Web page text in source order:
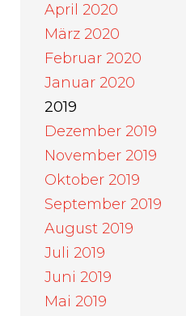
April 2020
März 2020
Februar 2020
Januar 2020
2019
Dezember 2019
November 2019
Oktober 2019
September 2019
August 2019
Juli 2019
Juni 2019
Mai 2019